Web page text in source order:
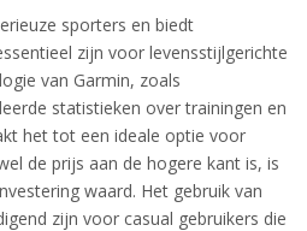
sporters en biedt
zijn voor levensstijlgerichte
van Garmin, zoals
statistieken over trainingen en
het tot een ideale optie voor
de prijs aan de hogere kant is, is
waard. Het gebruik van
zijn voor casual gebruikers die